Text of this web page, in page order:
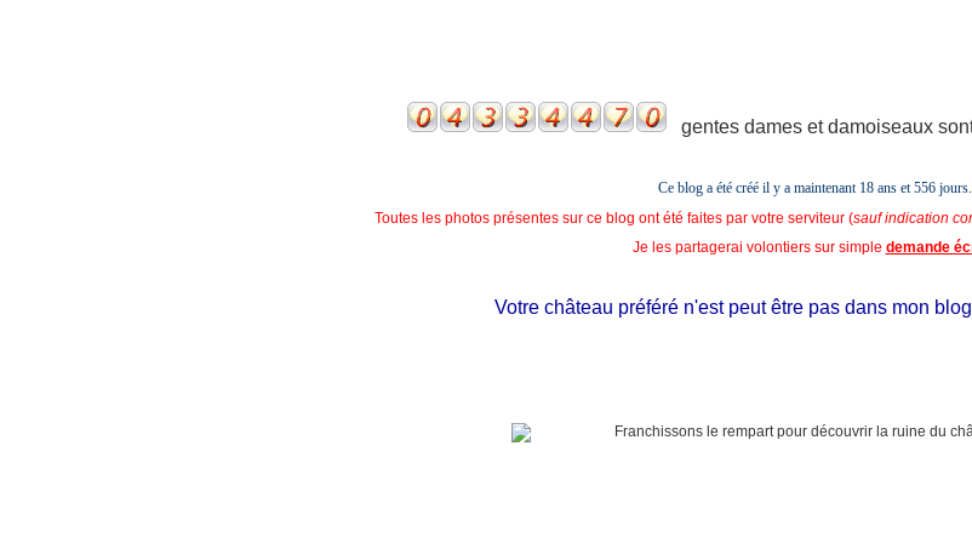
gentes dames et damoiseaux
Ce blog a été créé il y a maintenant 18 ans et556 jours.
Toutes les photos présentes sur ce blog ont été faites par votre serviteur (sauf indication
Je les partagerai volontiers sur simple demande
Votre château préféré n'est peut être pas dans mon